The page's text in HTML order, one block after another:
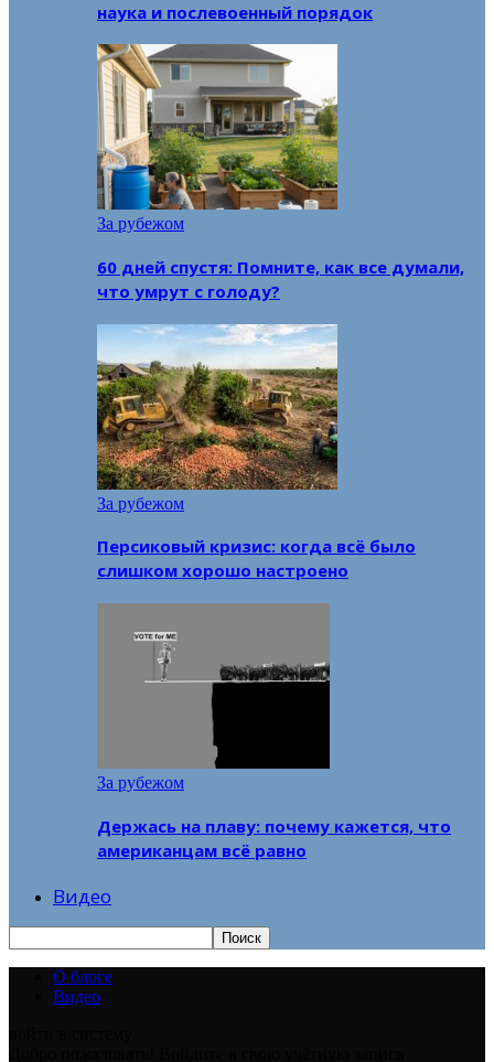
наука и послевоенный порядок
За рубежом
60 дней спустя: Помните, как все думали,
что умрут с голоду?
За рубежом
Персиковый кризис: когда всё было
слишком хорошо настроено
За рубежом
Держась на плаву: почему кажется, что
американцам всё равно
Видео
О блоге
Видео